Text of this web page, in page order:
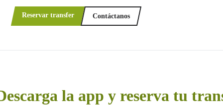
Reservar transfer Contáctanos
la app y reserva tu